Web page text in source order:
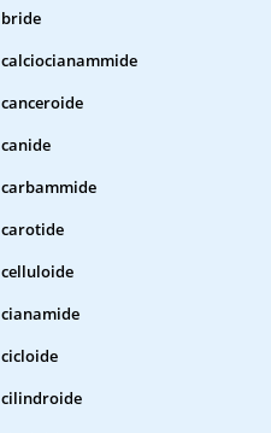
bride
calciocianammide
canceroide
canide
carbammide
carotide
celluloide
cianamide
cicloide
cilindroide